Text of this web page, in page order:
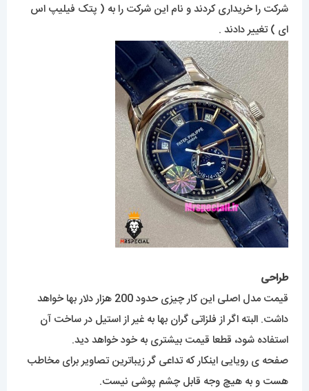
شرکت را خریداری کردند و نام این شرکت را به ( پتک فیلیپ اس
ای ) تغییر دادند .
طراحی
قیمت مدل اصلی این کار چیزی حدود 200 هزار دلار بها خواهد
داشت. البته اگر از فلزاتی گران بها به غیر از استیل در ساخت آن
استفاده شود، قطعا قیمت بیشتری به خود خواهد دید.
صفحه ی رویایی اینکار که تداعی گر زیباترین تصاویر برای مخاطب
هست و به هیچ وجه قابل چشم پوشی نیست.